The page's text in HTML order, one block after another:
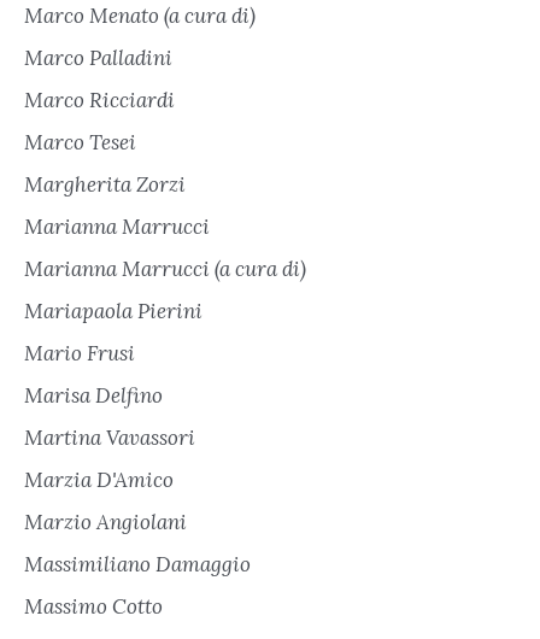
Marco Menato (a cura di)
Marco Palladini
Marco Ricciardi
Marco Tesei
Margherita Zorzi
Marianna Marrucci
Marianna Marrucci (a cura di)
Mariapaola Pierini
Mario Frusi
Marisa Delfino
Martina Vavassori
Marzia D'Amico
Marzio Angiolani
Massimiliano Damaggio
Massimo Cotto